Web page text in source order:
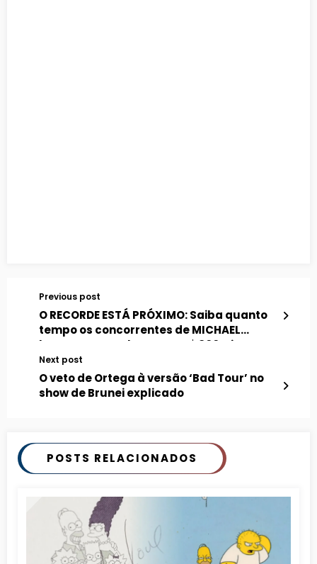
Previous post
O RECORDE ESTÁ PRÓXIMO: Saiba quanto
tempo os concorrentes de MICHAEL
levaram para chegar a US$ 800mi em
bilheteria
Next post
O veto de Ortega à versão ‘Bad Tour’ no
show de Brunei explicado
POSTS RELACIONADOS